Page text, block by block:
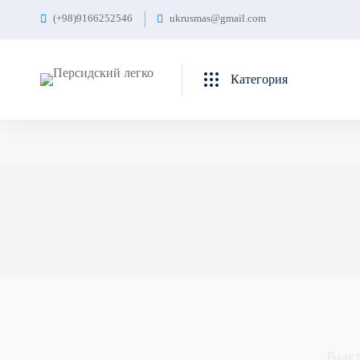
(+98)9166252546 ukrusmas@gmail.com
Категория
Главная داشبورد